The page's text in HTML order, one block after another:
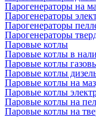
Парогенераторы на
Парогенераторы
Парогенераторы
Парогенераторы
Паровые котлы
Паровые котлы в
Паровые котлы
Паровые котлы
Паровые котлы на
Паровые котлы
Паровые котлы на
Паровые котлы на